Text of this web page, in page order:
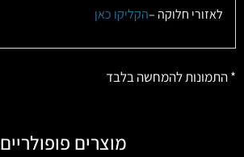
לאזורי חלוקה –הקליקו כאן
* התמונות להמחשה בלבד
מוצרים פופולריים